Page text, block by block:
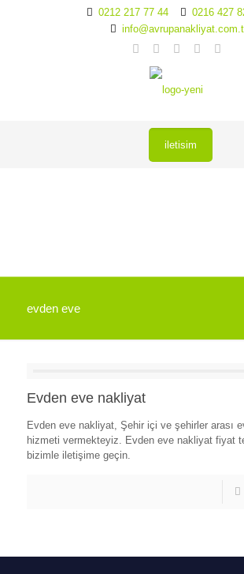
0212 217 77 44
0216 427
iletisim
evden eve
Evden eve nakliyat
Evden eve nakliyat, Şehir içi ve şehirler arası
hizmeti vermekteyiz. Evden eve nakliyat fiyat
bizimle iletişime geçin.